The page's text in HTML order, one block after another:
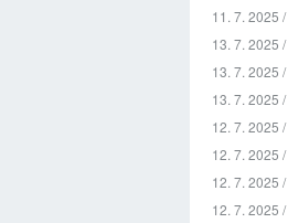
11. 7. 2025 /
13. 7. 2025 /
13. 7. 2025 /
13. 7. 2025 /
12. 7. 2025 /
12. 7. 2025 /
12. 7. 2025 /
12. 7. 2025 /